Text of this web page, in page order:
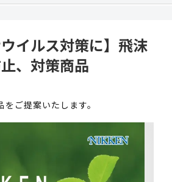
ウイルス対策に】飛沫
、対策商品
ご提案いたします。